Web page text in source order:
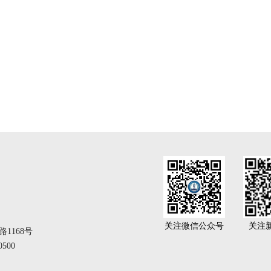
1168号
关注微信公众号 关注